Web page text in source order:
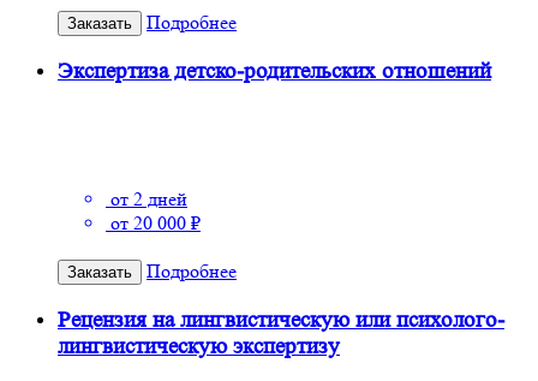
Заказать Подробнее
Экспертиза детско-родительских отношений
от 2 дней
от 20 000 ₽
Заказать Подробнее
Рецензия на лингвистическую или психолого-
лингвистическую экспертизу